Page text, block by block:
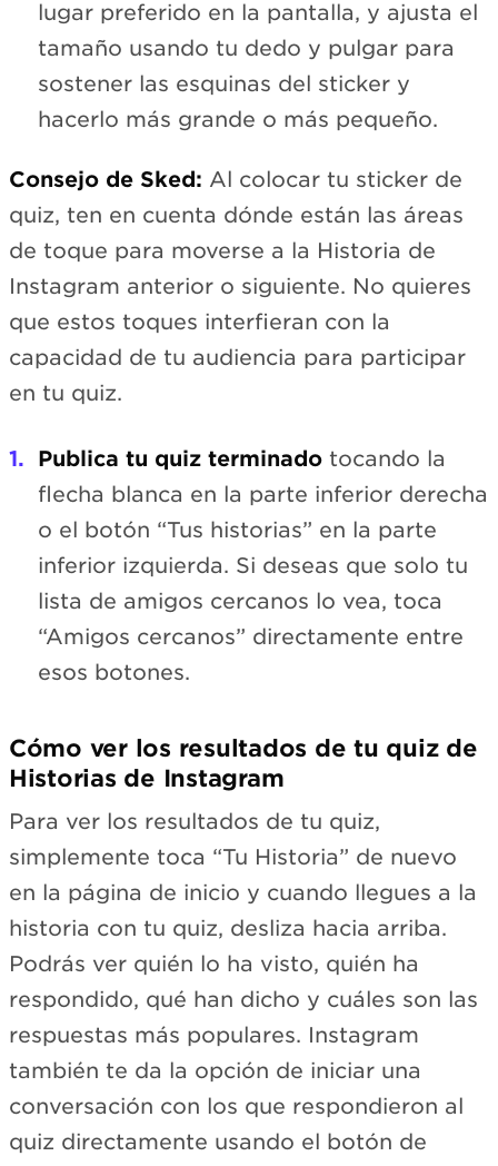
lugar preferido en la pantalla, y ajusta el
tamaño usando tu dedo y pulgar para
sostener las esquinas del sticker y
hacerlo más grande o más pequeño.
Consejo de Sked: Al colocar tu sticker de
quiz, ten en cuenta dónde están las áreas
de toque para moverse a la Historia de
Instagram anterior o siguiente. No quieres
que estos toques interfieran con la
capacidad de tu audiencia para participar
en tu quiz.
Publica tu quiz terminado tocando la
flecha blanca en la parte inferior derecha
o el botón “Tus historias” en la parte
inferior izquierda. Si deseas que solo tu
lista de amigos cercanos lo vea, toca
“Amigos cercanos” directamente entre
esos botones.
Cómo ver los resultados de tu quiz de
Historias de Instagram
Para ver los resultados de tu quiz,
simplemente toca “Tu Historia” de nuevo
en la página de inicio y cuando llegues a la
historia con tu quiz, desliza hacia arriba.
Podrás ver quién lo ha visto, quién ha
respondido, qué han dicho y cuáles son las
respuestas más populares. Instagram
también te da la opción de iniciar una
conversación con los que respondieron al
quiz directamente usando el botón de